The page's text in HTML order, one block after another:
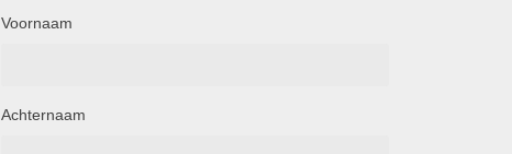
Voornaam
Achternaam